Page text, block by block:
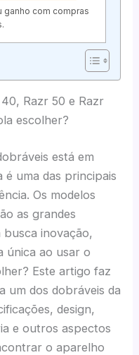
ganho com compras
Razr 50 e Razr
escolher?
está em
uma das principais
Os modelos
as grandes
inovação,
única ao usar o
Este artigo faz
um dos dobráveis da
design,
e outros aspectos
o aparelho